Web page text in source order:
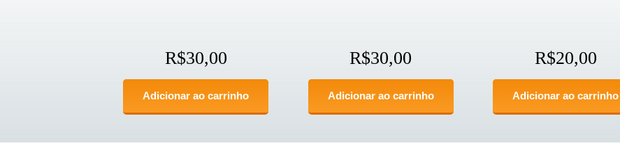
R$30,00
Adicionar ao carrinho
R$30,00
Adicionar ao carrinho
R$20,00
Adicionar ao carrinho